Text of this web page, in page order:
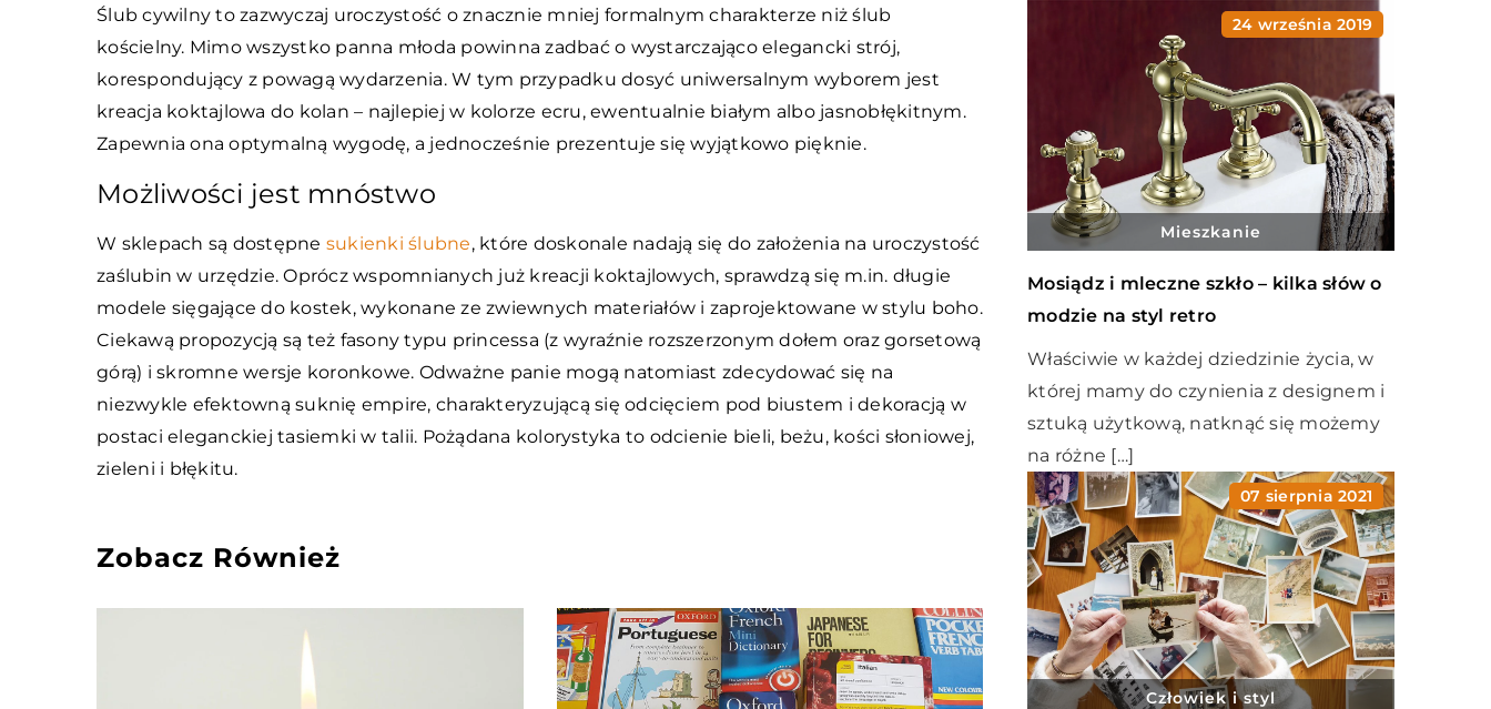
Ślub cywilny to zazwyczaj uroczystość o znacznie mniej formalnym charakterze niż ślub
kościelny. Mimo wszystko panna młoda powinna zadbać o wystarczająco elegancki strój,
korespondujący z powagą wydarzenia. W tym przypadku dosyć uniwersalnym wyborem jest
kreacja koktajlowa do kolan – najlepiej w kolorze ecru, ewentualnie białym albo jasnobłękitnym.
Zapewnia ona optymalną wygodę, a jednocześnie prezentuje się wyjątkowo pięknie.
Możliwości jest mnóstwo
W sklepach są dostępne sukienki ślubne, które doskonale nadają się do założenia na uroczystość
zaślubin w urzędzie. Oprócz wspomnianych już kreacji koktajlowych, sprawdzą się m.in. długie
modele sięgające do kostek, wykonane ze zwiewnych materiałów i zaprojektowane w stylu boho.
Ciekawą propozycją są też fasony typu princessa (z wyraźnie rozszerzonym dołem oraz gorsetową
górą) i skromne wersje koronkowe. Odważne panie mogą natomiast zdecydować się na
niezwykle efektowną suknię empire, charakteryzującą się odcięciem pod biustem i dekoracją w
postaci eleganckiej tasiemki w talii. Pożądana kolorystyka to odcienie bieli, beżu, kości słoniowej,
zieleni i błękitu.
Zobacz Również
24 września 2019
Mieszkanie
Mosiądz i mleczne szkło – kilka słów o
modzie na styl retro
Właściwie w każdej dziedzinie życia, w
której mamy do czynienia z designem i
sztuką użytkową, natknąć się możemy
na różne […]
07 sierpnia 2021
Człowiek i styl